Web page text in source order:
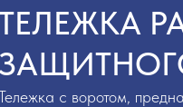
с воротом,